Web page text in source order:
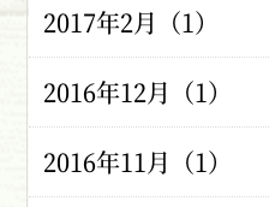
2017年2月（1）
2016年12月（1）
2016年11月（1）